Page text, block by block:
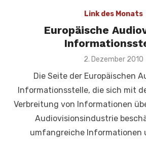
Link des Monats
Europäische
Veröffentlicht
2. Dezember 2010
Die Seite der Europäischen
Informationsstelle, die sich mit
Verbreitung von Informationen
Audiovisionsindustrie
umfangreiche Informationen